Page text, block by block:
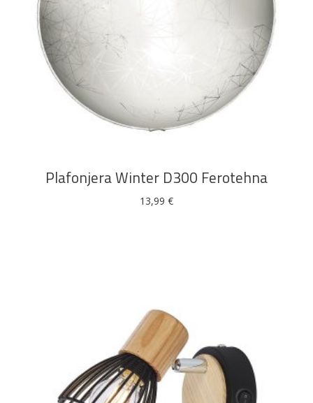
Plafonjera Winter D300 Ferotehna
13,99 €